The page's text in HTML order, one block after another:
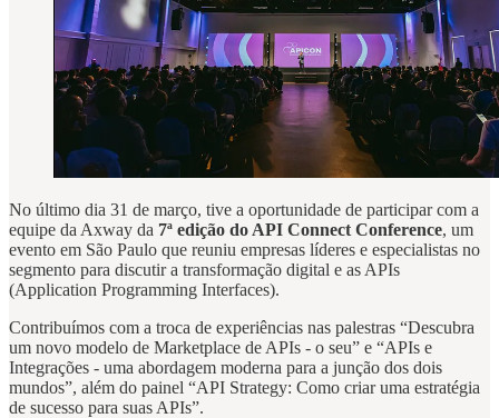
No último dia 31 de março, tive a oportunidade de participar com a
equipe da Axway da 7ª edição do API Connect Conference, um
evento em São Paulo que reuniu empresas líderes e especialistas no
segmento para discutir a transformação digital e as APIs
(Application Programming Interfaces).
Contribuímos com a troca de experiências nas palestras “Descubra
um novo modelo de Marketplace de APIs - o seu” e “APIs e
Integrações - uma abordagem moderna para a junção dos dois
mundos”, além do painel “API Strategy: Como criar uma estratégia
de sucesso para suas APIs”.